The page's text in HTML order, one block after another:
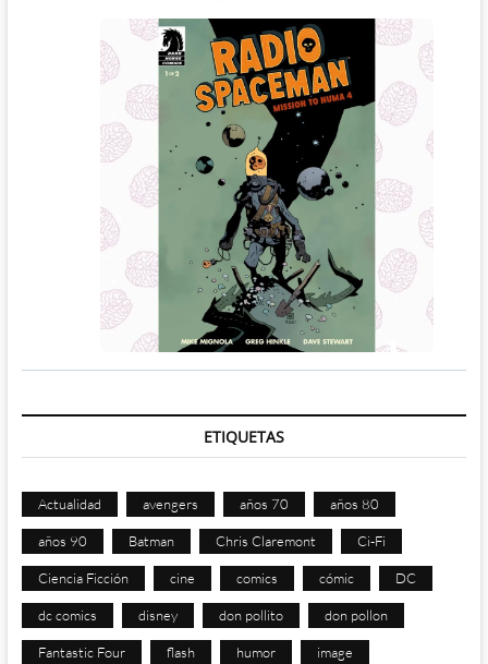
ETIQUETAS
Actualidad avengers años 70 años 80
años 90 Batman Chris Claremont Ci-Fi
Ciencia Ficción cine comics cómic DC
dc comics disney don pollito don pollon
Fantastic Four flash humor image